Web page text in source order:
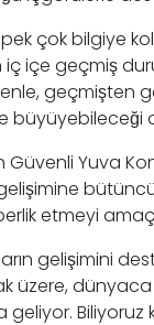
çok bilgiye
içe geçmiş
geçmişten
büyüyebileceği
Yuva
etmeyi
gelişimini
Biliyoruz